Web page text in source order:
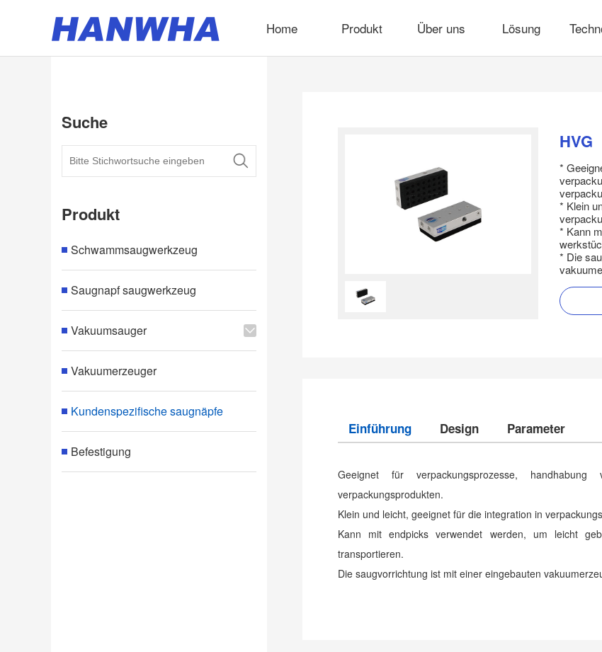
Home Produkt Über uns Lösung
Suche
Produkt
Schwammsaugwerkzeug
Saugnapf saugwerkzeug
Vakuumsauger
Vakuumerzeuger
Kundenspezifische saugnäpfe
Befestigung
HVG
*
* Klein
* Kann
* Die
Einführung Design Parameter
Geeignet für verpackungsprozesse,
verpackungsprodukten.
Klein und leicht, geeignet für die integration in
Kann mit endpicks verwendet werden, um leicht
transportieren.
Die saugvorrichtung ist mit einer eingebauten